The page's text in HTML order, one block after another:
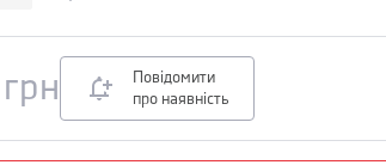
грн
Повідомити
про наявність